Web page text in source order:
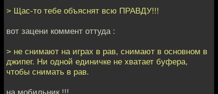
> Щас-то тебе объяснят всю ПРАВДУ!!!
вот зацени коммент оттуда :
> не снимают на играх в рав, снимают в основном в
джипег. Ни одной единичке не хватает буфера,
чтобы снимать в рав.